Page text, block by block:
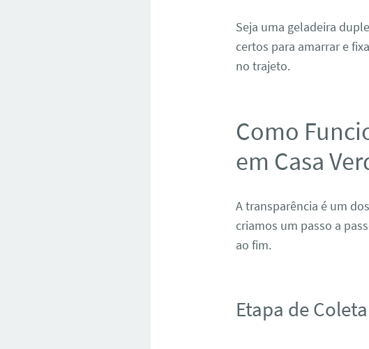
Seja uma geladeira
certos para amarrar e
no trajeto.
Como
em Casa
A transparência é um
criamos um passo a
ao fim.
Etapa de